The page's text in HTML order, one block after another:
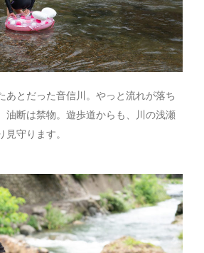
あとだった音信川。やっと流れが落ち
油断は禁物。遊歩道からも、川の浅瀬
見守ります。